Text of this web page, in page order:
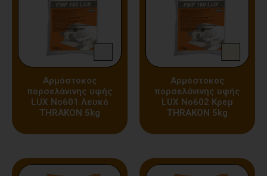
Αρμόστοκος
πορσελάνινης υφής
LUX Nο601 Λευκό
THRAKON 5kg
Αρμόστοκος
πορσελάνινης υφής
LUX Nο602 Κρεμ
THRAKON 5kg